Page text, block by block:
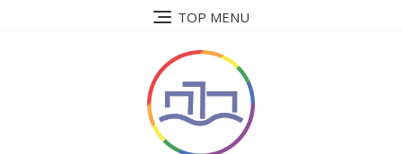
TOP MENU